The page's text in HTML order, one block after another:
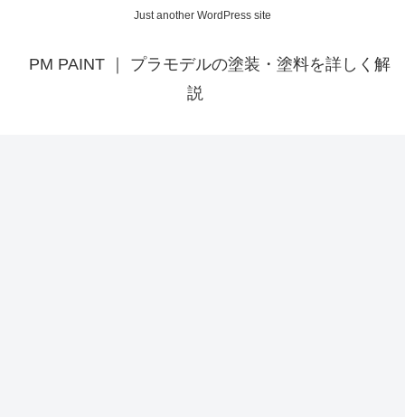
Just another WordPress site
PM PAINT ｜ プラモデルの塗装・塗料を詳しく解
説